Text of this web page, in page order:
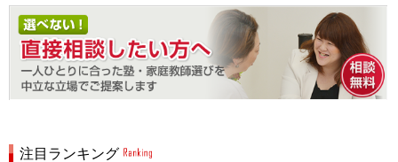
注目ランキング